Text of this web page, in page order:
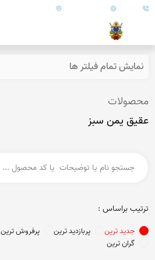
09179890157 ایران - فارس - کازرون
نمایش تمام فیلتر ها
محصولات
عقیق یمن سبز
ترتیب براساس :
جدید ترین پربازدید ترین پرفروش ترین
گران ترین